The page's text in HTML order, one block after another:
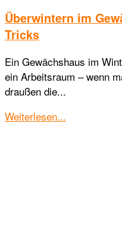
Überwintern im
Tricks
Ein Gewächshaus im
ein Arbeitsraum – wenn
draußen die...
Weiterlesen...